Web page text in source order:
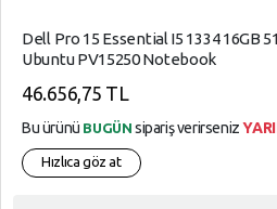
Dell Pro 15 Essential I5 1334 16GB
Ubuntu PV15250 Notebook
46.656,75 TL
Bu ürünü BUGÜN sipariş verirseniz
Hızlıca göz at